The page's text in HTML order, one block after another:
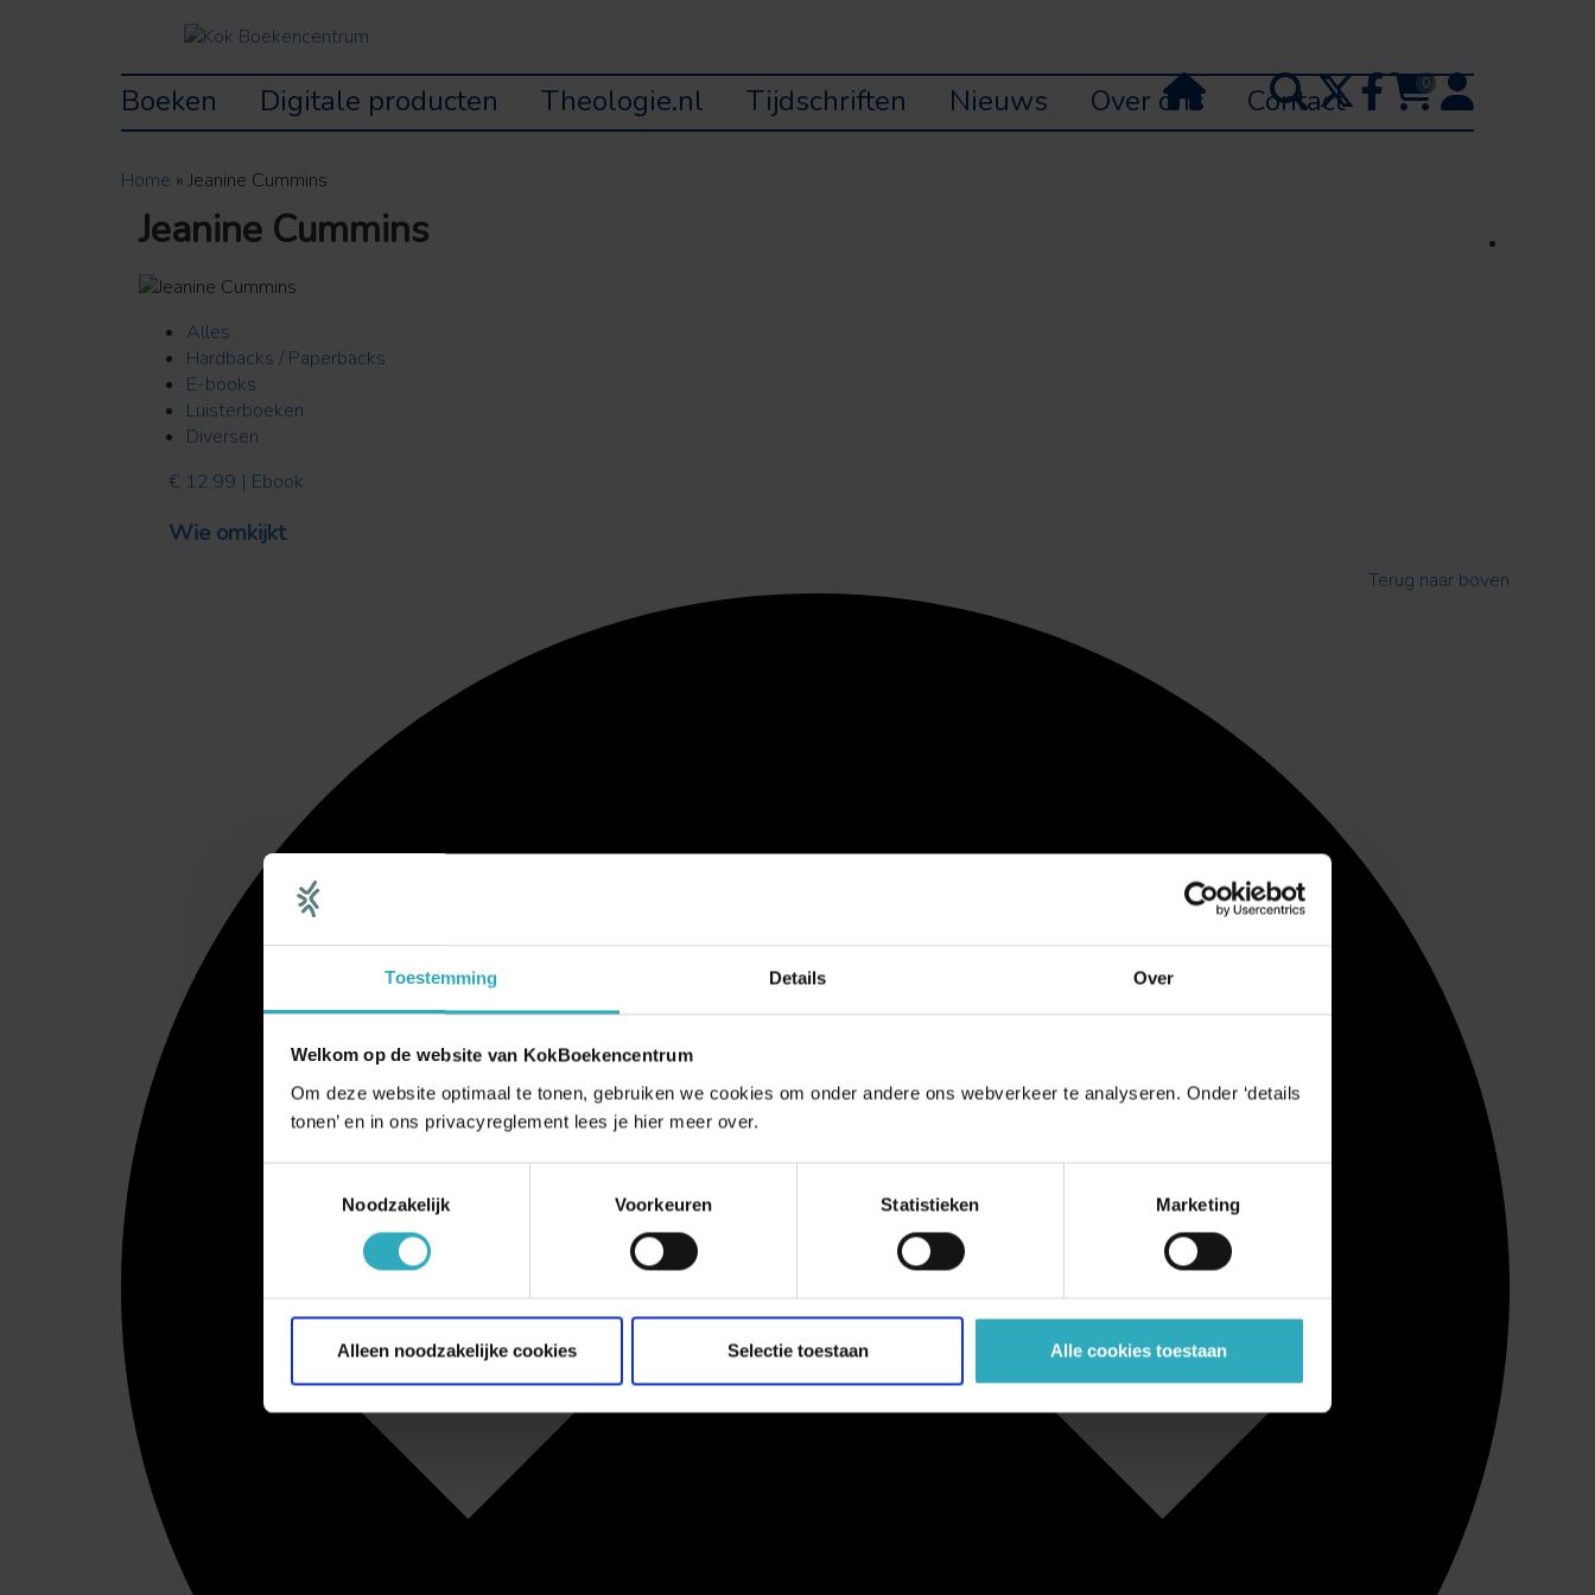
Toestemming Details Over
Welkom op de website van KokBoekencentrum
Om deze website optimaal te tonen, gebruiken we cookies om onder andere ons webverkeer te analyseren. Onder ‘details
tonen’ en in ons privacyreglement lees je hier meer over.
Noodzakelijk
Voorkeuren Statistieken Marketing
Alleen noodzakelijke cookies Selectie toestaan Alle cookies toestaan
0
Boeken Digitale producten Theologie.nl Tijdschriften Nieuws Over ons Contact
Home »Jeanine Cummins
Jeanine Cummins
Alles
Hardbacks / Paperbacks
E-books
Luisterboeken
Diversen
€ 12,99 | Ebook
Wie omkijkt
Terug naar boven